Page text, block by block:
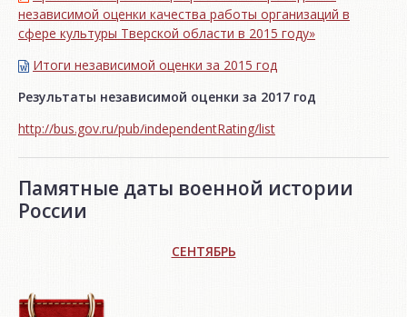
независимой оценки качества работы организаций в
сфере культуры Тверской области в 2015 году»
Итоги независимой oценки за 2015 год
Результаты независимой оценки за 2017 год
http://bus.gov.ru/pub/independentRating/list
Памятные даты военной истории
России
СЕНТЯБРЬ